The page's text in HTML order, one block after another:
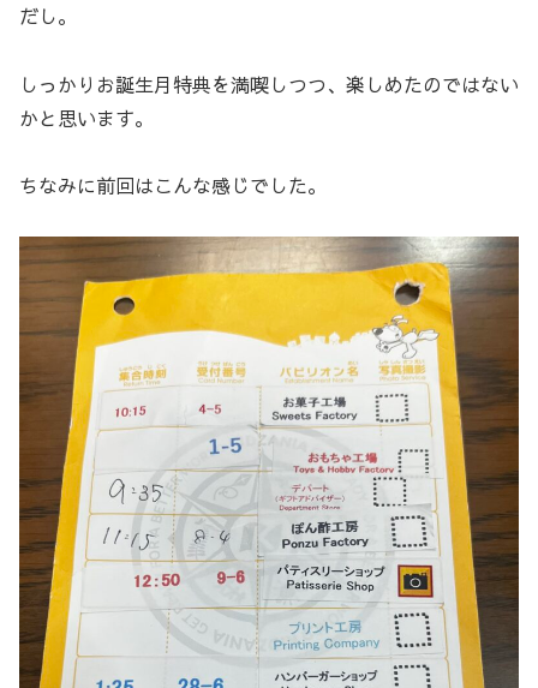
だし。
しっかりお誕生月特典を満喫しつつ、楽しめたのではない
かと思います。
ちなみに前回はこんな感じでした。